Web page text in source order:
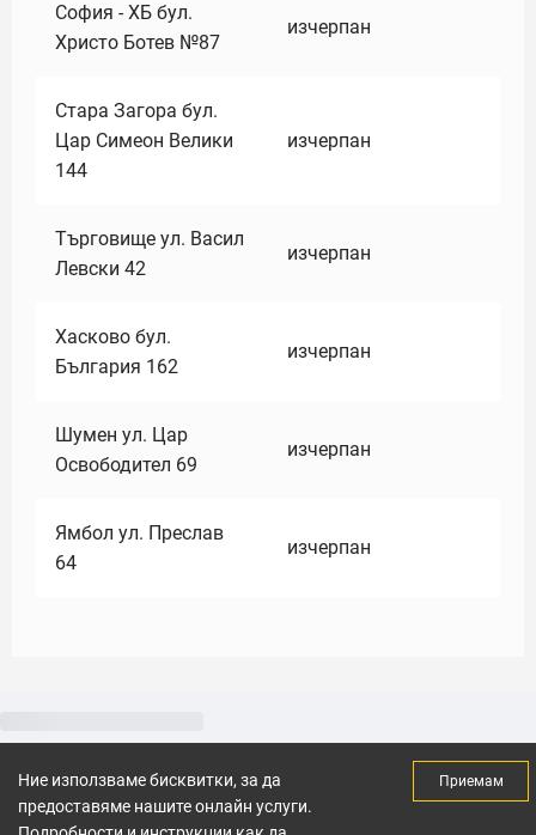
София - ХБ бул.
Христо Ботев №87
изчерпан
Стара Загора бул.
Цар Симеон Велики
144
изчерпан
Търговище ул. Васил
Левски 42
изчерпан
Хасково бул.
България 162
изчерпан
Шумен ул. Цар
Освободител 69
изчерпан
Ямбол ул. Преслав
64
изчерпан
Ние използваме бисквитки, за да
предоставяме нашите онлайн услуги.
Приемам